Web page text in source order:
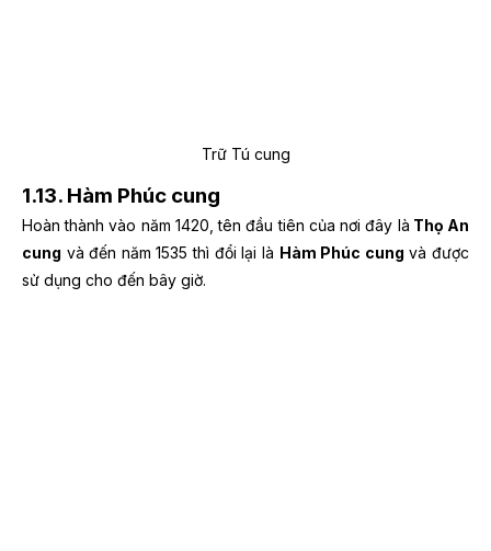
Trữ Tú cung
1.13. Hàm Phúc cung
Hoàn thành vào năm 1420, tên đầu tiên của nơi đây là Thọ An
cung và đến năm 1535 thì đổi lại là Hàm Phúc cung và được
sử dụng cho đến bây giờ.